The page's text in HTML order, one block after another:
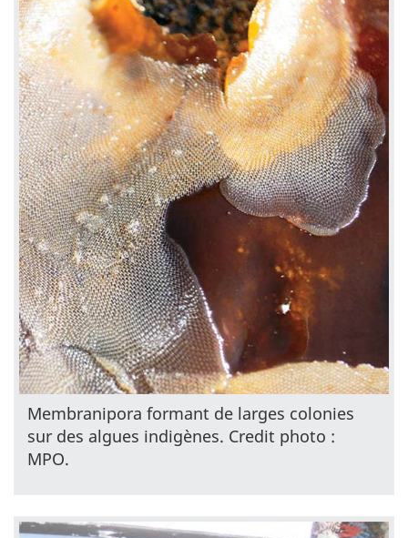
Membranipora formant de larges colonies
sur des algues indigènes. Credit photo :
MPO.